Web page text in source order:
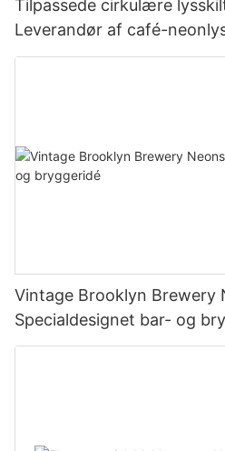
Tilpassede cirkulære
Leverandør af café-
Vintage Brooklyn Brewery
Specialdesignet bar- og